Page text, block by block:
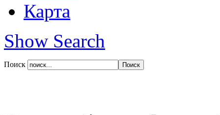
Карта
Show Search
Поиск